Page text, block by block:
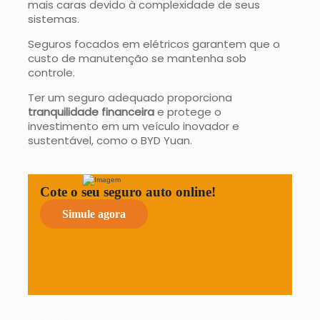
mais caras devido à complexidade de seus
sistemas.
Seguros focados em elétricos garantem que o
custo de manutenção se mantenha sob
controle.
Ter um seguro adequado proporciona
tranquilidade financeirae protege o
investimento em um veículo inovador e
sustentável, como o BYD Yuan.
Cote o seu seguro auto online!
Simule agora